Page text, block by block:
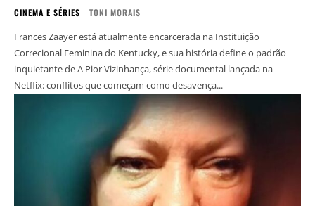
CINEMA E SÉRIES TONI MORAIS
Frances Zaayer está atualmente encarcerada na Instituição
Correcional Feminina do Kentucky, e sua história define o padrão
inquietante de A Pior Vizinhança, série documental lançada na
Netflix: conflitos que começam como desavença...